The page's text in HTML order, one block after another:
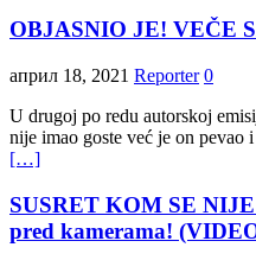
OBJASNIO JE! VEČE
април 18, 2021 Reporter 0
U drugoj po redu autorskoj
nije imao goste već je on
[…]
SUSRET KOM SE
pred kamerama!